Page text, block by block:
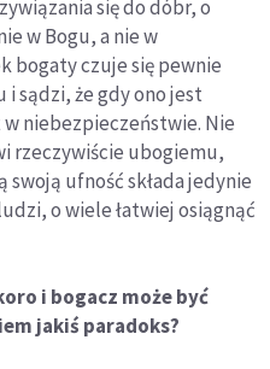
się do dóbr, o
w Bogu, a nie w
bogaty czuje się pewnie
sądzi, że gdy ono jest
w niebezpieczeństwie. Nie
rzeczywiście ubogiemu,
ufność składa jedynie
o wiele łatwiej osiągnąć
i bogacz może być
jakiś paradoks?